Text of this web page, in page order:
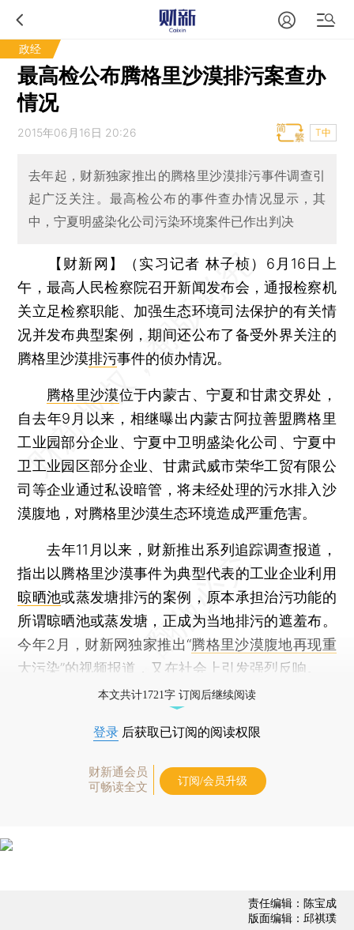
政经
最高检公布腾格里沙漠排污案查办
情况
2015年06月16日 20:26 T中
去年起，财新独家推出的腾格里沙漠排污事件调查引
起广泛关注。最高检公布的事件查办情况显示，其
中，宁夏明盛染化公司污染环境案件已作出判决
【财新网】（实习记者 林子桢） 6月16日上
午，最高人民检察院召开新闻发布会，通报检察机
关立足检察职能、加强生态环境司法保护的有关情
况并发布典型案例，期间还公布了备受外界关注的
腾格里沙漠排污事件的侦办情况。
腾格里沙漠位于内蒙古、宁夏和甘肃交界处，
自去年9月以来，相继曝出内蒙古阿拉善盟腾格里
工业园部分企业、宁夏中卫明盛染化公司、宁夏中
卫工业园区部分企业、甘肃武威市荣华工贸有限公
司等企业通过私设暗管，将未经处理的污水排入沙
漠腹地，对腾格里沙漠生态环境造成严重危害。
去年11月以来，财新推出系列追踪调查报道，
指出以腾格里沙漠事件为典型代表的工业企业利用
晾晒池或蒸发塘排污的案例，原本承担治污功能的
所谓晾晒池或蒸发塘，正成为当地排污的遮羞布。
今年2月，财新网独家推出“腾格里沙漠腹地再现重
大污染”的视频报道，又在社会上引发强烈反响。
本文共计1721字 订阅后继续阅读
登录 后获取已订阅的阅读权限
财新通会员
可畅读全文
订阅/会员升级
责任编辑：陈宝成
版面编辑：邱祺璞